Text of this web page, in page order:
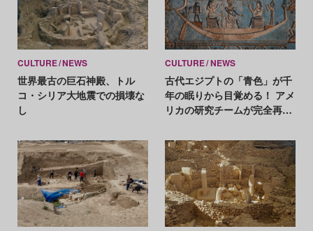
CULTURE NEWS
世界最古の巨石神殿、トル
コ・シリア大地震での損壊な
し
CULTURE NEWS
古代エジプトの「青色」が千
年の眠りから目覚める！ アメ
リカの研究チームが完全再現